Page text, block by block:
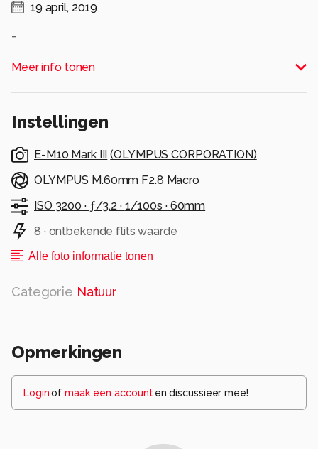
19 april, 2019
-
Alle rechten voorbehouden
Meer info tonen
Instellingen
E-M10 Mark III (OLYMPUS CORPORATION)
OLYMPUS M.60mm F2.8 Macro
ISO 3200 · ƒ/3.2 · 1/100s · 60mm
8 · ontbekende flits waarde
Alle foto informatie tonen
Categorie Natuur
Opmerkingen
Loginof maak een account en discussieer mee!